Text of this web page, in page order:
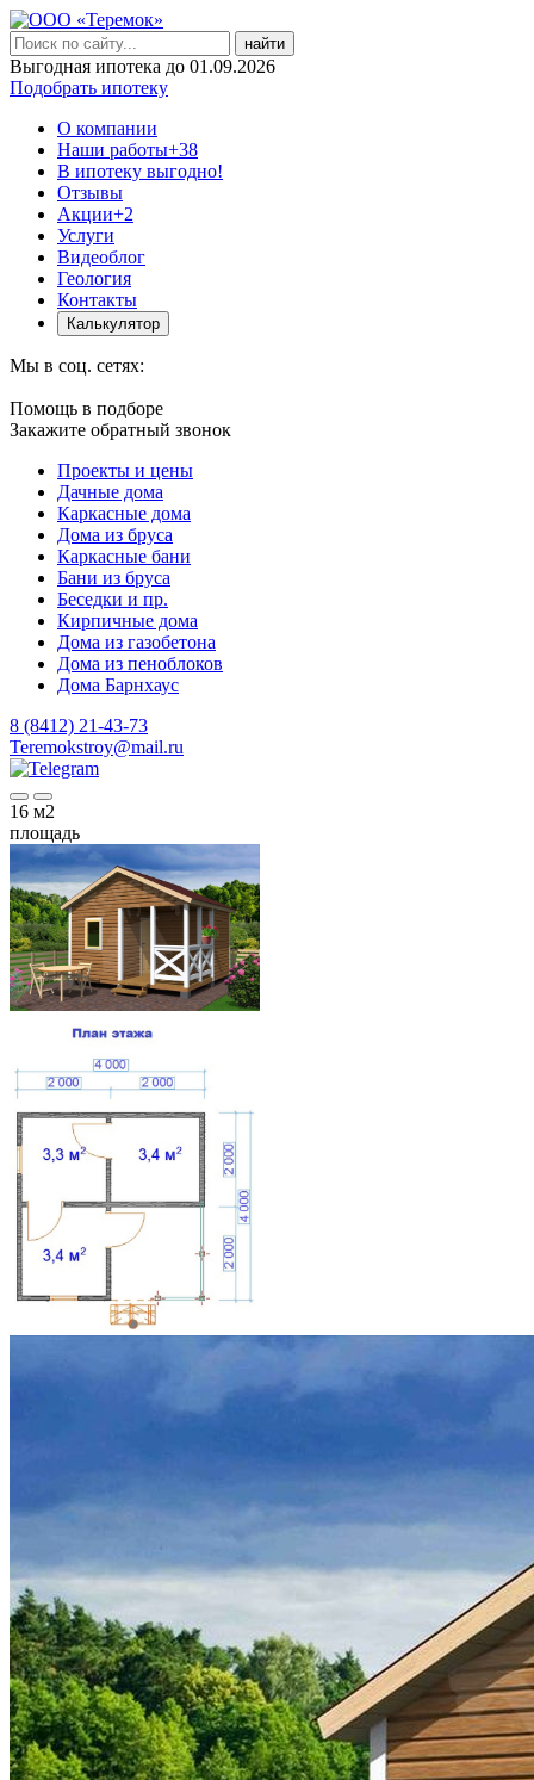
найти
Выгодная ипотека до 01.09.2026
Подобрать ипотеку
О компании
Наши работы+38
В ипотеку выгодно!
Отзывы
Акции+2
Услуги
Видеоблог
Геология
Контакты
Калькулятор
Мы в соц. сетях:
Помощь в подборе
Закажите обратный звонок
Проекты и цены
Дачные дома
Каркасные дома
Дома из бруса
Каркасные бани
Бани из бруса
Беседки и пр.
Кирпичные дома
Дома из газобетона
Дома из пеноблоков
Дома Барнхаус
8 (8412) 21-43-73
Teremokstroy@mail.ru
16 м2
площадь